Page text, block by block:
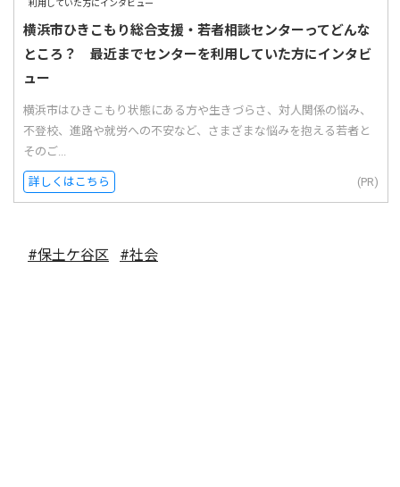
横浜市ひきこもり総合支援・若者相談センターってどんな
ところ？ 最近までセンターを利用していた方にインタビ
ュー
横浜市はひきこもり状態にある方や生きづらさ、対人関係の悩み、
不登校、進路や就労への不安など、さまざまな悩みを抱える若者と
そのご...
詳しくはこちら (PR)
#保土ケ谷区 #社会